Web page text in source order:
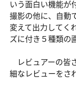
いう面白い機能が
撮影の他に、自動
変えて出力してく
ズに付き５種類の
レビュアーの皆
細なレビューをさ